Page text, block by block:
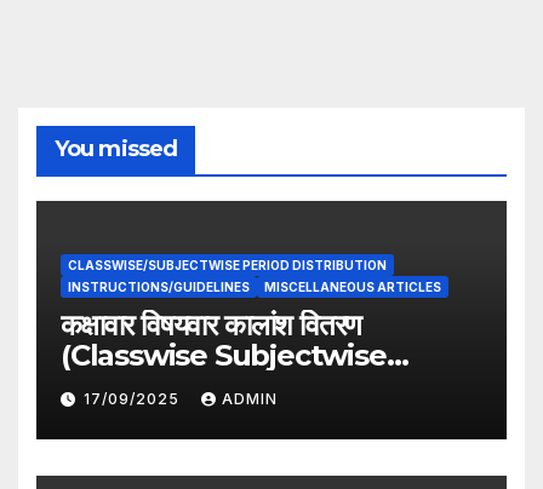
You missed
CLASSWISE/SUBJECTWISE PERIOD DISTRIBUTION
INSTRUCTIONS/GUIDELINES
MISCELLANEOUS ARTICLES
कक्षावार विषयवार कालांश वितरण
(Classwise Subjectwise
period distribution)
17/09/2025 ADMIN